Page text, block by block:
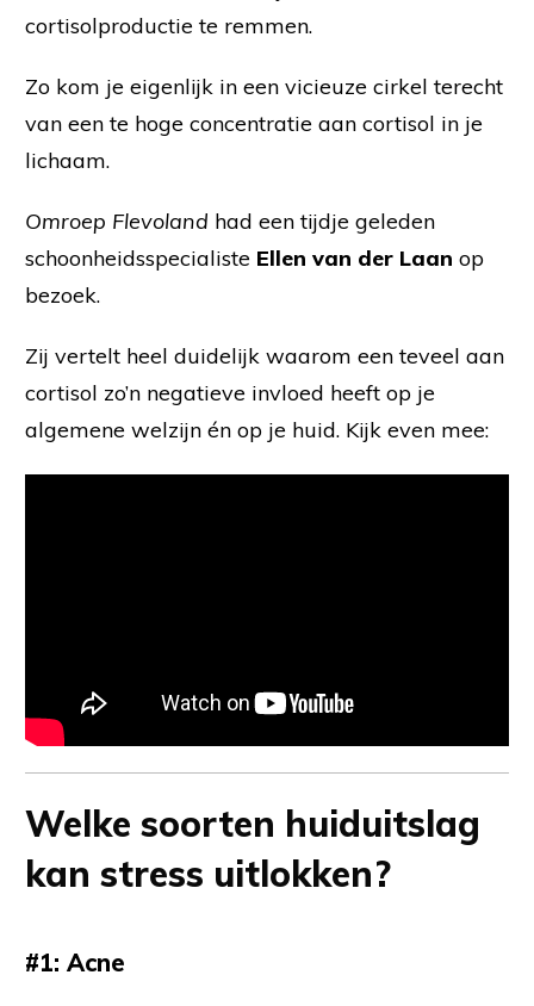
cortisolproductie te remmen.
Zo kom je eigenlijk in een vicieuze cirkel terecht
van een te hoge concentratie aan cortisol in je
lichaam.
Omroep Flevoland had een tijdje geleden
schoonheidsspecialiste Ellen van der Laan op
bezoek.
Zij vertelt heel duidelijk waarom een teveel aan
cortisol zo’n negatieve invloed heeft op je
algemene welzijn én op je huid. Kijk even mee:
Welke soorten huiduitslag
kan stress uitlokken?
#1: Acne